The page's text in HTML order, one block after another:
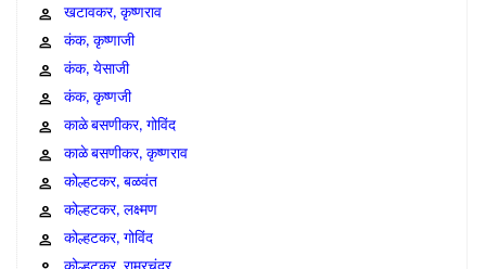
खटावकर, कृष्णराव
कंक, कृष्णाजी
कंक, येसाजी
कंक, कृष्णजी
काळे बसणीकर, गोविंद
काळे बसणीकर, कृष्णराव
कोल्हटकर, बळवंत
कोल्हटकर, लक्ष्मण
कोल्हटकर, गोविंद